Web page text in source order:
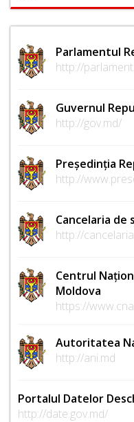
Parlamentul
http://
Guvernul
http://gov.md/
Președinția
http://
Cancelaria de
http://
Centrul
Moldova
https://
Autoritatea
http://ani.md
Portalul Datelor
http://date.gov.md/